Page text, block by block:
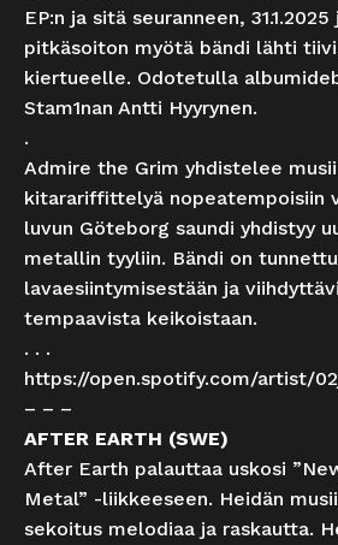
EP:n ja sitä seuranneen, 31.1.2025
pitkäsoiton myötä bändi lähti
kiertueelle. Odotetulla
Stam1nan Antti Hyyrynen.
.
Admire the Grim yhdistelee
kitarariffittelyä nopeatempoisiin
luvun Göteborg saundi yhdistyy
metallin tyyliin. Bändi on
lavaesiintymisestään ja
tempaavista keikoistaan.
. . .
https://open.spotify.com/artist/
– – –
AFTER EARTH (SWE)
After Earth palauttaa uskosi
Metal” -liikkeeseen. Heidän
sekoitus melodiaa ja raskautta.